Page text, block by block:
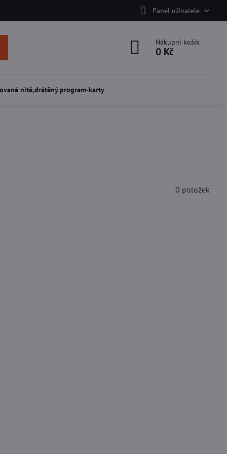
Panel uživatele
Nákupní košík
0 Kč
nitě,drátěný program-karty
0 položek